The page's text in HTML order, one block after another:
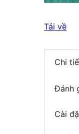
Tải về
Chi
Đánh
Cài